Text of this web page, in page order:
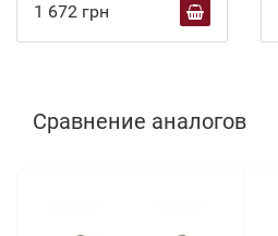
1 672 грн
Сравнение аналогов